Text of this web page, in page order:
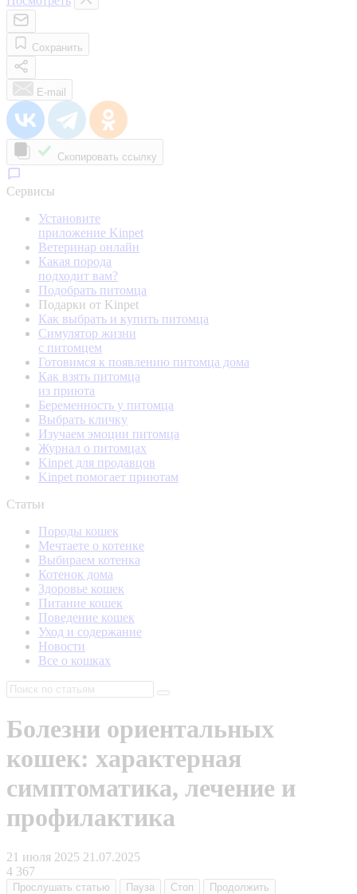
Сохранить
E-mail
Скопировать ссылку
Сервисы
Установите
приложение Kinpet
Ветеринар онлайн
Какая порода
подходит вам?
Подобрать питомца
Подарки от Kinpet
Как выбрать и купить питомца
Симулятор жизни
с питомцем
Готовимся к появлению питомца дома
Как взять питомца
из приюта
Беременность у питомца
Выбрать кличку
Изучаем эмоции питомца
Журнал о питомцах
Kinpet для продавцов
Kinpet помогает приютам
Статьи
Породы кошек
Мечтаете о котенке
Выбираем котенка
Котенок дома
Здоровье кошек
Питание кошек
Поведение кошек
Уход и содержание
Новости
Все о кошках
Болезни ориентальных
кошек: характерная
симптоматика, лечение и
профилактика
21 июля 2025 21.07.2025
4 367
Прослушать статью Пауза Стоп Продолжить